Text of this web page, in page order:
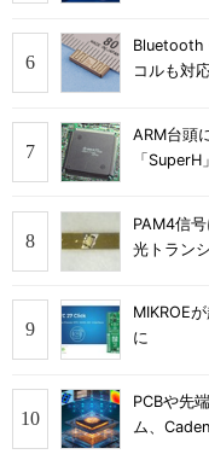
Bluetooth
コルも対
ARM台頭
「SuperH」
PAM4信
光トラン
MIKROE
に
PCBや先
ム、